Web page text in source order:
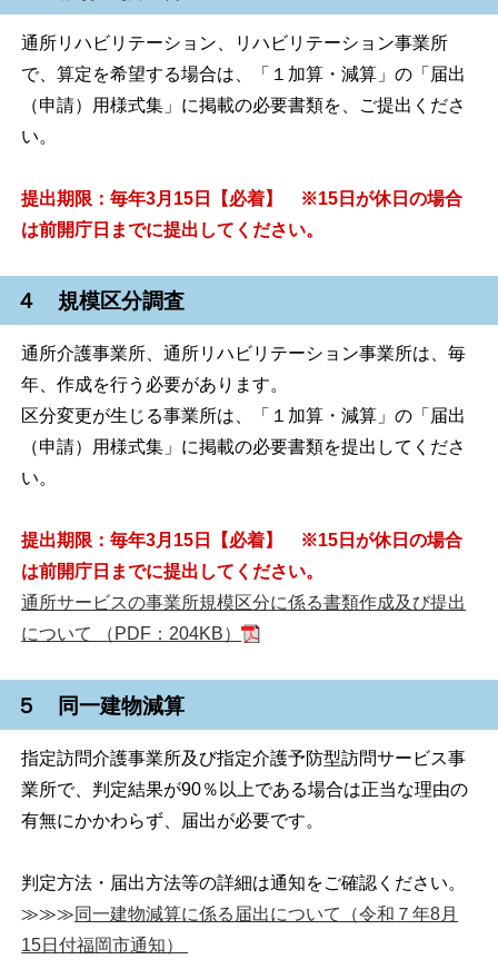
通所リハビリテーション、リハビリテーション事業所
で、算定を希望する場合は、「１加算・減算」の「届出
（申請）用様式集」に掲載の必要書類を、ご提出くださ
い。
提出期限：毎年3月15日【必着】 ※15日が休日の場合
は前開庁日までに提出してください。
４ 規模区分調査
通所介護事業所、通所リハビリテーション事業所は、毎
年、作成を行う必要があります。
区分変更が生じる事業所は、「１加算・減算」の「届出
（申請）用様式集」に掲載の必要書類を提出してくださ
い。
提出期限：毎年3月15日【必着】 ※15日が休日の場合
は前開庁日までに提出してください。
通所サービスの事業所規模区分に係る書類作成及び提出
について （PDF：204KB）
５ 同一建物減算
指定訪問介護事業所及び指定介護予防型訪問サービス事
業所で、判定結果が90％以上である場合は正当な理由の
有無にかかわらず、届出が必要です。
判定方法・届出方法等の詳細は通知をご確認ください。
≫≫≫同一建物減算に係る届出について（令和７年8月
15日付福岡市通知）